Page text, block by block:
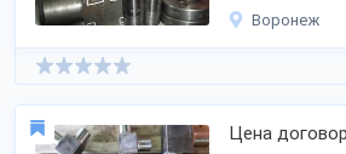
Воронеж
Цена